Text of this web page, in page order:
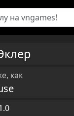
как